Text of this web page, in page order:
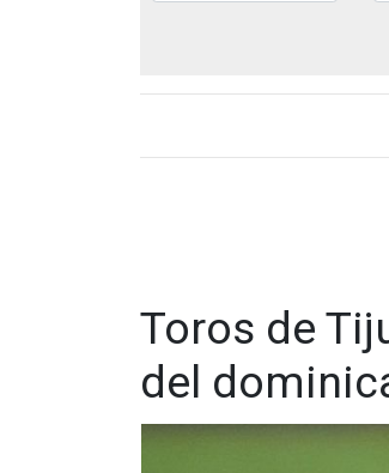
Toros de
del